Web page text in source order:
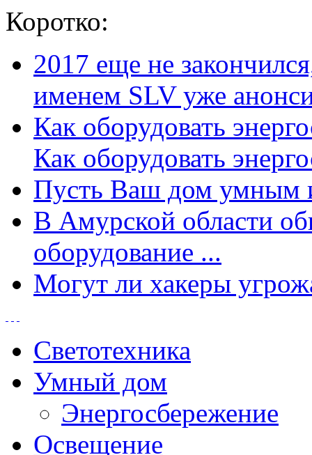
Коротко:
2017 еще не
именем SLV уже
Как оборудовать
Как оборудовать
Пусть Ваш дом умным
В Амурской области
оборудование ...
Могут ли хакеры
Светотехника
Умный дом
Энергосбережение
Освещение